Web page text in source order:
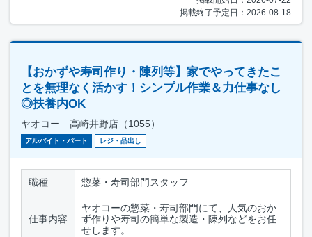
掲載終了予定日：2026-08-18
【おかずや寿司作り・陳列等】家でやってきたこ
とを無理なく活かす！シンプル作業＆力仕事なし
◎扶養内OK
ヤオコー 高崎井野店（1055）
アルバイト・パート レジ・品出し
職種 惣菜・寿司部門スタッフ
仕事内容
ヤオコーの惣菜・寿司部門にて、人気のおか
ず作りや寿司の簡単な製造・陳列などをお任
せします。